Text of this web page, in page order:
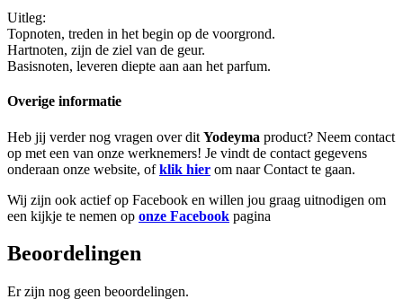
Uitleg:
Topnoten, treden in het begin op de voorgrond.
Hartnoten, zijn de ziel van de geur.
Basisnoten, leveren diepte aan aan het parfum.
Overige informatie
Heb jij verder nog vragen over dit Yodeyma product? Neem contact
op met een van onze werknemers! Je vindt de contact gegevens
onderaan onze website, ofklik hier om naar Contact te gaan.
Wij zijn ook actief op Facebook en willen jou graag uitnodigen om
een kijkje te nemen op onze Facebook pagina
Beoordelingen
Er zijn nog geen beoordelingen.